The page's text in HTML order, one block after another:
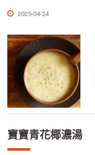
2025-04-24
寶寶青花椰濃湯